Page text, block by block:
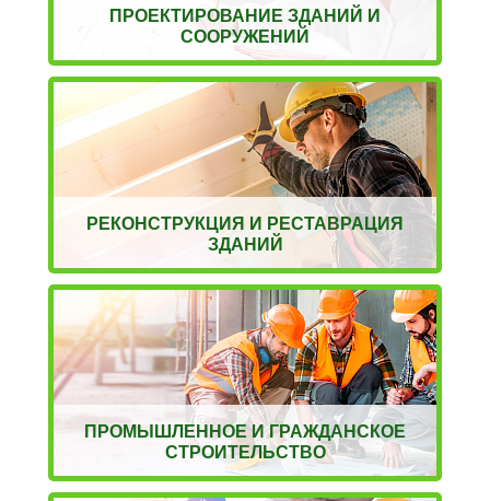
ПРОЕКТИРОВАНИЕ ЗДАНИЙ И
СООРУЖЕНИЙ
РЕКОНСТРУКЦИЯ И РЕСТАВРАЦИЯ
ЗДАНИЙ
ПРОМЫШЛЕННОЕ И ГРАЖДАНСКОЕ
СТРОИТЕЛЬСТВО